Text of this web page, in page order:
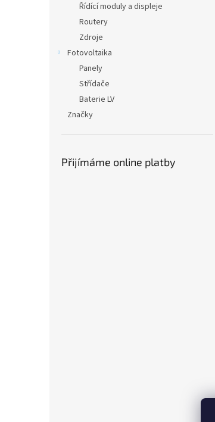
Řídící moduly a displeje
Routery
Zdroje
Fotovoltaika
Panely
Střídače
Baterie LV
Značky
Přijímáme online platby